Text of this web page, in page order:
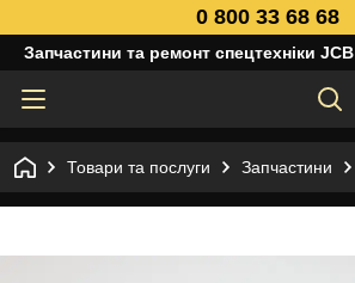
0 800 33 68 68
Запчастини та ремонт спецтехніки JCB
Товари та послуги Запчастини